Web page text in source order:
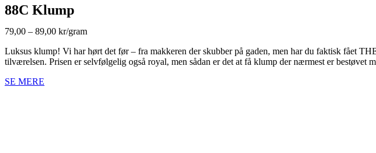
88C Klump
79,00 – 89,00 kr/gram
Luksus klump! Vi har hørt det før – fra makkeren der skubber på gaden, men har du faktisk fået
tilværelsen. Prisen er selvfølgelig også royal, men sådan er det at få klump der nærmest er bestøvet
SE MERE